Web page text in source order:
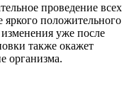
проведение всех
яркого положительного
изменения уже после
также окажет
организма.